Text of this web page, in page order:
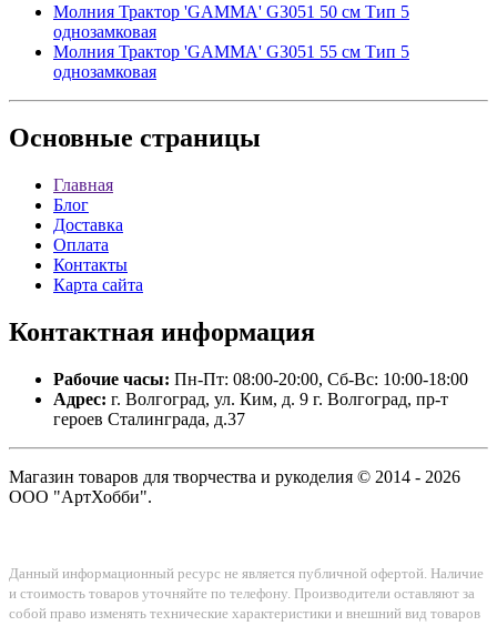
Молния Трактор 'GAMMA' G3051 50 см Тип 5
однозамковая
Молния Трактор 'GAMMA' G3051 55 см Тип 5
однозамковая
Основные страницы
Главная
Блог
Доставка
Оплата
Контакты
Карта сайта
Контактная информация
Рабочие часы: Пн-Пт: 08:00-20:00, Сб-Вс: 10:00-18:00
Адрес: г. Волгоград, ул. Ким, д. 9 г. Волгоград, пр-т
героев Сталинграда, д.37
Магазин товаров для творчества и рукоделия © 2014 - 2026
ООО "АртХобби".
Данный информационный ресурс не является публичной офертой. Наличие
и стоимость товаров уточняйте по телефону. Производители оставляют за
собой право изменять технические характеристики и внешний вид товаров